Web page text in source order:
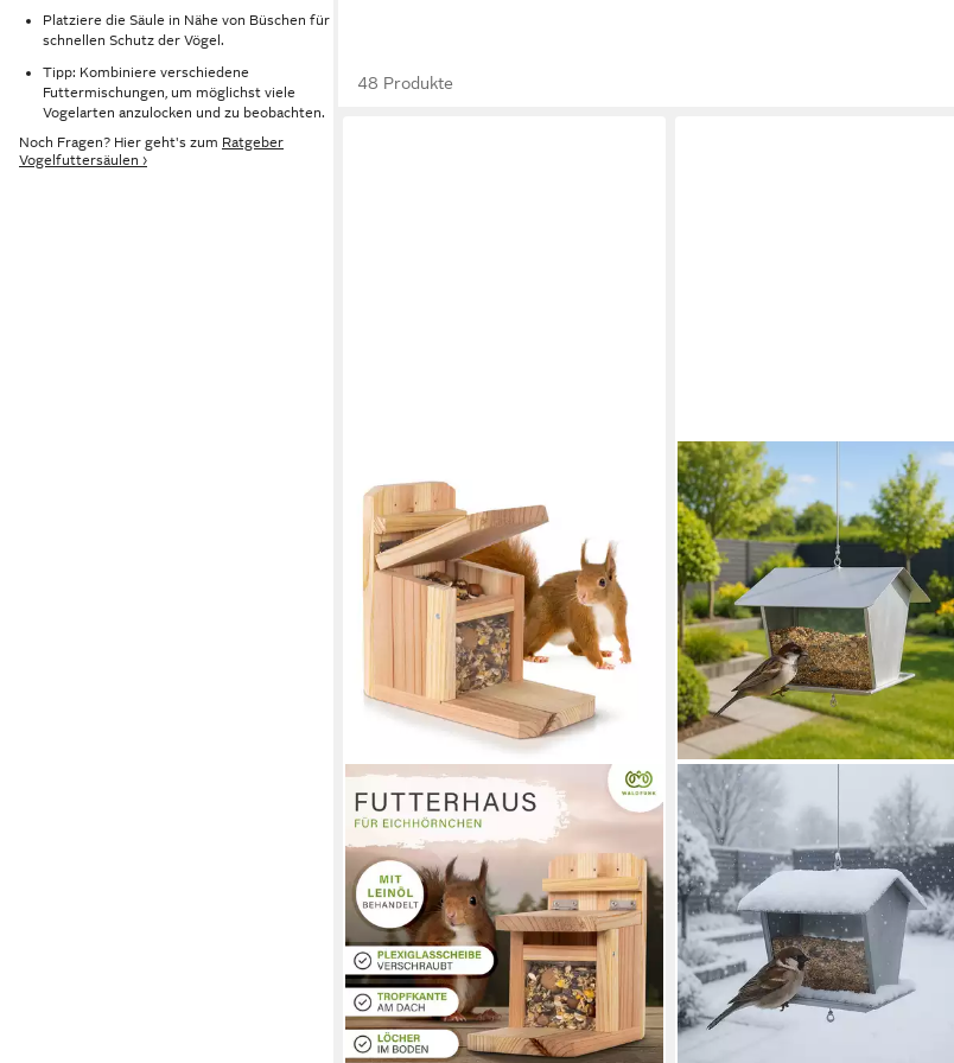
Platziere die Säule in Nähe von Büschen für
schnellen Schutz der Vögel.
Tipp: Kombiniere verschiedene
Futtermischungen, um möglichst viele
Vogelarten anzulocken und zu beobachten.
Noch Fragen? Hier geht's zum Ratgeber
Vogelfuttersäulen ›
48 Produkte